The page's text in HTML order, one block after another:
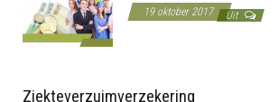
19 oktober 2017 Uit
Ziekteverzuimverzekering